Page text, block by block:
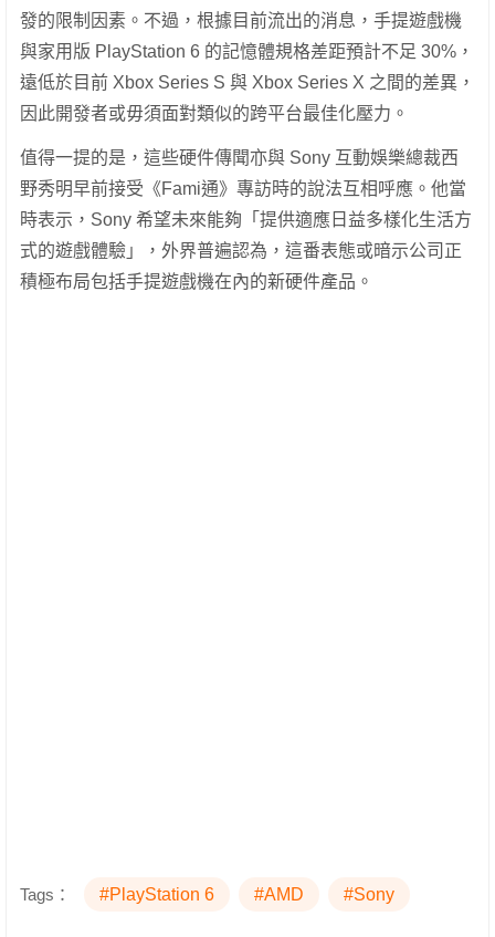
發的限制因素。不過，根據目前流出的消息，手提遊戲機
與家用版 PlayStation 6 的記憶體規格差距預計不足 30%，
遠低於目前 Xbox Series S 與 Xbox Series X 之間的差異，
因此開發者或毋須面對類似的跨平台最佳化壓力。
值得一提的是，這些硬件傳聞亦與 Sony 互動娛樂總裁西
野秀明早前接受《Fami通》專訪時的說法互相呼應。他當
時表示，Sony 希望未來能夠「提供適應日益多樣化生活方
式的遊戲體驗」，外界普遍認為，這番表態或暗示公司正
積極布局包括手提遊戲機在內的新硬件產品。
Tags： #PlayStation 6 #AMD #Sony